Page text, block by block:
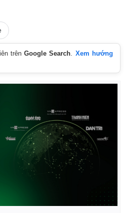
trênGoogle Search. Xem hướng